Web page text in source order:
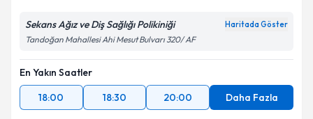
Sekans Ağız ve Diş Sağlığı Polikiniği Haritada Göster
Tandoğan Mahallesi Ahi Mesut Bulvarı 320/ AF
En Yakın Saatler
18:00
18:30 20:00 Daha Fazla